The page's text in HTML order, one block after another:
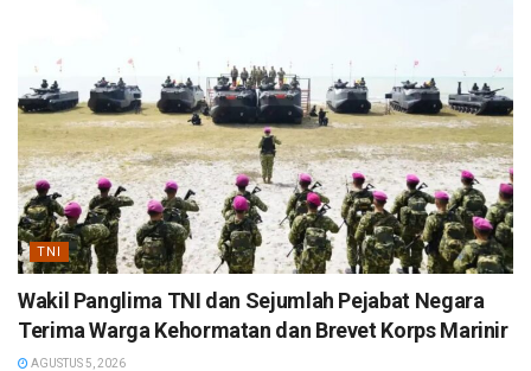
TNI
Wakil Panglima TNI dan Sejumlah Pejabat Negara
Terima Warga Kehormatan dan Brevet Korps Marinir
AGUSTUS 5, 2026